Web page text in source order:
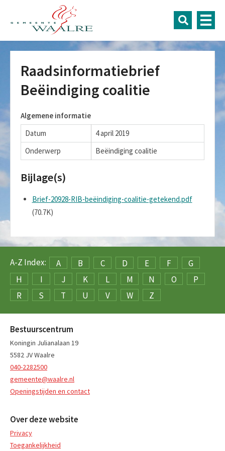
Raadsinformatiebrief
Beëindiging coalitie
Algemene informatie
Datum
4 april 2019
Onderwerp
Beëindiging coalitie
Bijlage(s)
Brief-20928-RIB-beëindiging-coalitie-getekend.pdf
(70.7K)
A-Z Index: A B C D E F
G
H
I J K L M N O
P
R
S T U V W Z
Bestuurscentrum
Koningin Julianalaan 19
5582 JV Waalre
040-2282500
gemeente@waalre.nl
Openingstijden en contact
Over deze website
Privacy
Toegankelijkheid